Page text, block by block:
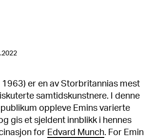
1963) er en av Storbritannias mest
samtidskunstnere. I denne
oppleve Emins varierte
gis et sjeldent innblikk i hennes
for Edvard Munch. For Emin